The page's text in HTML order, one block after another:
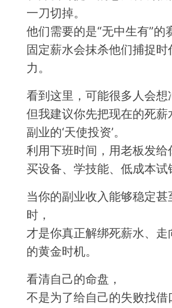
一刀切掉。
他们需要的是“无中生有”的
固定薪水会抹杀他们捕捉时
力。
看到这里，可能很多人会想
但我建议你先把现在的死薪
副业的‘天使投资’。
利用下班时间，用老板发给
买设备、学技能、低成本试
当你的副业收入能够稳定甚
时，
才是你真正解绑死薪水、走
的黄金时机。
看清自己的命盘，
不是为了给自己的失败找借